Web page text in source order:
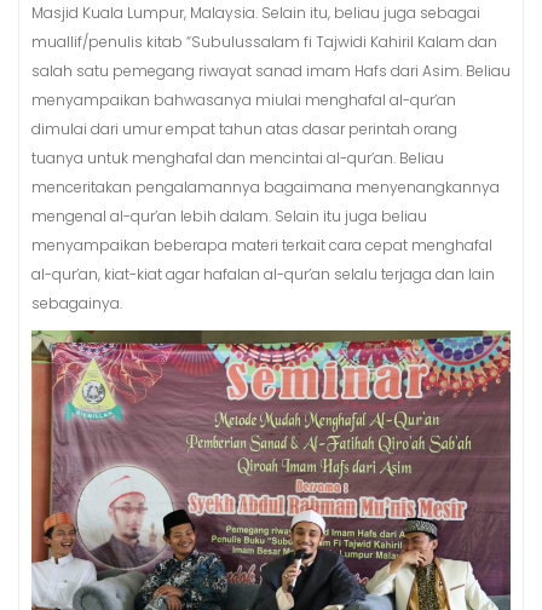
Masjid Kuala Lumpur, Malaysia. Selain itu, beliau juga sebagai
muallif/penulis kitab “Subulussalam fi Tajwidi Kahiril Kalam dan
salah satu pemegang riwayat sanad imam Hafs dari Asim. Beliau
menyampaikan bahwasanya miulai menghafal al-qur’an
dimulai dari umur empat tahun atas dasar perintah orang
tuanya untuk menghafal dan mencintai al-qur’an. Beliau
menceritakan pengalamannya bagaimana menyenangkannya
mengenal al-qur’an lebih dalam. Selain itu juga beliau
menyampaikan beberapa materi terkait cara cepat menghafal
al-qur’an, kiat-kiat agar hafalan al-qur’an selalu terjaga dan lain
sebagainya.